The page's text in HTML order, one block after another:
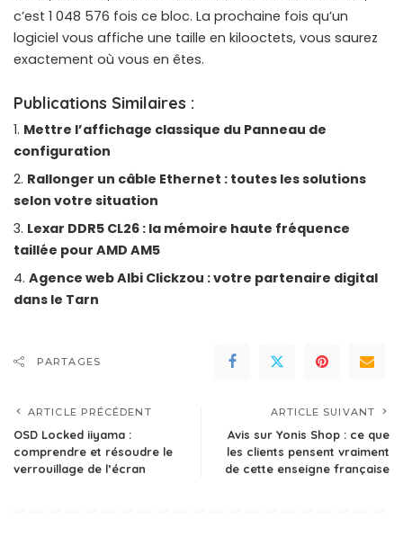
c’est 1 048 576 fois ce bloc. La prochaine fois qu’un
logiciel vous affiche une taille en kilooctets, vous saurez
exactement où vous en êtes.
Publications Similaires :
Mettre l’affichage classique du Panneau de
configuration
Rallonger un câble Ethernet : toutes les solutions
selon votre situation
Lexar DDR5 CL26 : la mémoire haute fréquence
taillée pour AMD AM5
Agence web Albi Clickzou : votre partenaire digital
dans le Tarn
PARTAGES
ARTICLE PRÉCÉDENT
OSD Locked iiyama :
comprendre et résoudre le
verrouillage de l’écran
ARTICLE SUIVANT
Avis sur Yonis Shop : ce que
les clients pensent vraiment
de cette enseigne française